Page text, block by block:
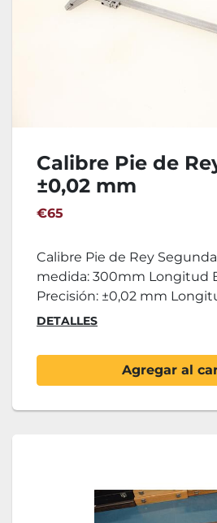
Calibre Pie de
±0,02 mm
€65
Calibre Pie de Rey
medida: 300mm Longitud
Precisión: ±0,02 mm
DETALLES
Agregar al